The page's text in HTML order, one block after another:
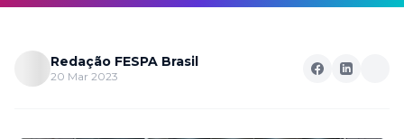
Redação FESPA Brasil
20 Mar 2023